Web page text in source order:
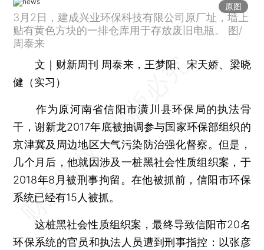
原图
3月2日，建成兴业环保科技有限公司原厂址，墙上
贴有黄色方块的一排仓库用于存放废旧电瓶。 图/
周泰来
文｜财新周刊 周泰来，王梦阳、宋天娇、梁晓
健（实习）
作为原河南省信阳市潢川县环保局的执法骨
干，谢新龙2017年底被抽调参与国家环保部组织的
京津冀及周边地区大气污染防治强化督察。但是，
几个月后，他就因涉及一桩黑社会性质组织案，于
2018年8月被刑事拘留。在他被抓前，信阳市环保
系统已经有15人被抓。
这桩黑社会性质组织案，最终导致信阳市20名
环保系统的官员和执法人员遭到刑事指控：以张彦